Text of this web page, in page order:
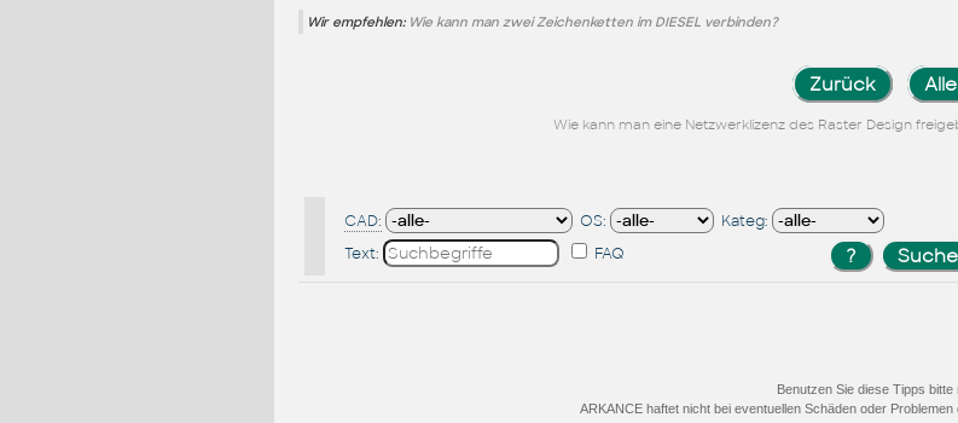
Wir empfehlen: Wie kann man zwei Zeichenketten im DIESEL verbinden?
Zurück
Wie kann man eine Netzwerklizenz des Raster Design
CAD: OS:
Kateg:
Text:
FAQ
Benutzen Sie diese Tipps bitte
ARKANCE haftet nicht bei eventuellen Schäden oder